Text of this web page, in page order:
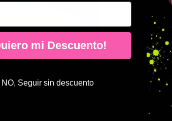
mi Descuento!
NO, Seguir sin descuento